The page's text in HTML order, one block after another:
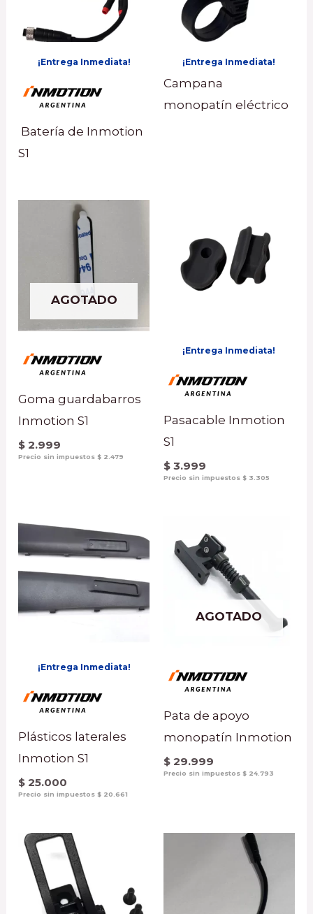
¡Entrega Inmediata!
Batería de Inmotion
S1
¡Entrega Inmediata!
Campana
monopatín eléctrico
AGOTADO
Goma guardabarros
Inmotion S1
$ 2.999
Precio sin impuestos$ 2.479
¡Entrega Inmediata!
Pasacable Inmotion
S1
$ 3.999
Precio sin impuestos $ 3.305
¡Entrega Inmediata!
Plásticos laterales
Inmotion S1
$ 25.000
Precio sin impuestos$ 20.661
AGOTADO
Pata de apoyo
monopatín Inmotion
$ 29.999
Precio sin impuestos $ 24.793